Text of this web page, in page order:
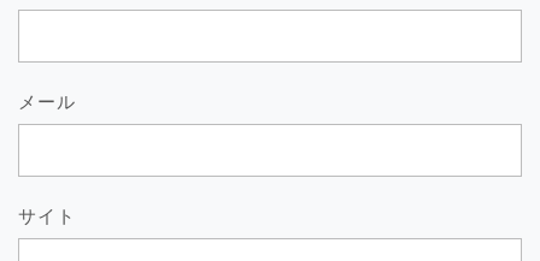
メール
サイト